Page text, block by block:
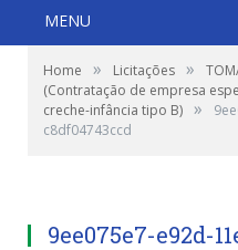
MENU
Home » Licitações »
(Contratação de empresa
creche-infância tipo B) »
c8df04743ccd
9ee075e7-e92d-